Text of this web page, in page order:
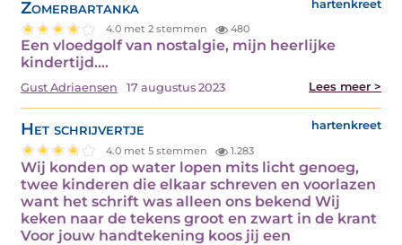
Zomerbartanka hartenkreet
4.0 met 2 stemmen 480
Een vloedgolf van nostalgie, mijn heerlijke
kindertijd.…
Gust Adriaensen 17 augustus 2023 Lees meer >
Het schrijvertje hartenkreet
4.0 met 5 stemmen 1.283
Wij konden op water lopen mits licht genoeg,
twee kinderen die elkaar schreven en voorlazen
want het schrift was alleen ons bekend Wij
keken naar de tekens groot en zwart in de krant
Voor jouw handtekening koos jij een